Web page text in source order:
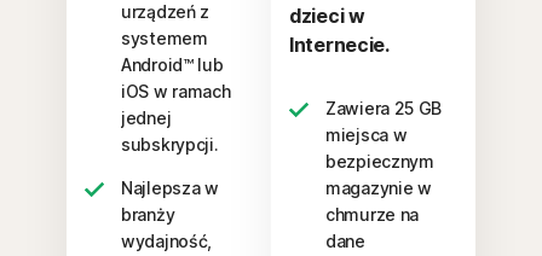
urządzeń z
systemem
Android™ lub
iOS w ramach
jednej
subskrypcji.
Najlepsza w
branży
wydajność,
dzieci w
Internecie.
Zawiera 25 GB
miejsca w
bezpiecznym
magazynie w
chmurze na
dane